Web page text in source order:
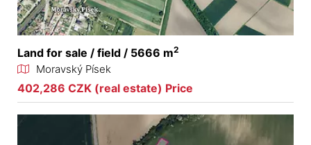
Land for sale / field / 5666 m2
Moravský Písek
402,286 CZK (real estate) Price